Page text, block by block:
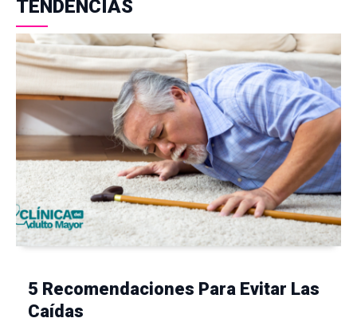
TENDENCIAS
5 Recomendaciones Para Evitar Las
Caídas